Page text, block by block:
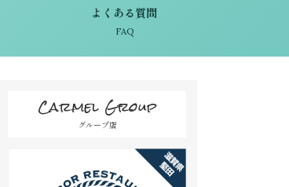
よくある質問
FAQ
Carmel Group
グループ店